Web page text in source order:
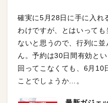
確実に5月28日に手に入れ
わけですが、とはいって
ないと思うので、行列に
ん。予約は30日間有効と
回ってこなくても、6月10
ことでしょうか…。